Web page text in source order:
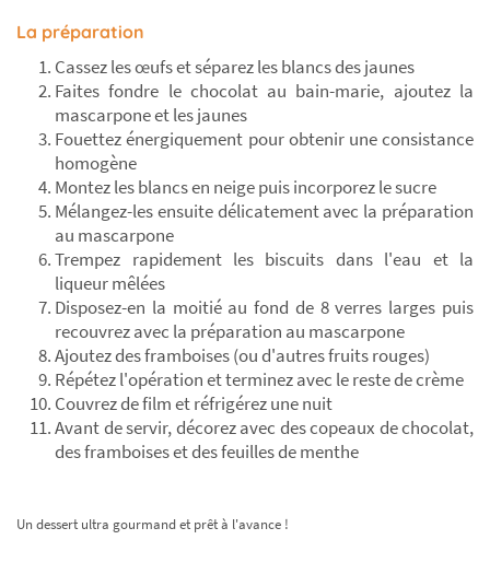
La préparation
Cassez les œufs et séparez les blancs des jaunes
Faites fondre le chocolat au bain-marie, ajoutez la
mascarpone et les jaunes
Fouettez énergiquement pour obtenir une consistance
homogène
Montez les blancs en neige puis incorporez le sucre
Mélangez-les ensuite délicatement avec la préparation
au mascarpone
Trempez rapidement les biscuits dans l'eau et la
liqueur mêlées
Disposez-en la moitié au fond de 8 verres larges puis
recouvrez avec la préparation au mascarpone
Ajoutez des framboises (ou d'autres fruits rouges)
Répétez l'opération et terminez avec le reste de crème
Couvrez de film et réfrigérez une nuit
Avant de servir, décorez avec des copeaux de chocolat,
des framboises et des feuilles de menthe
Un dessert ultra gourmand et prêt à l'avance !